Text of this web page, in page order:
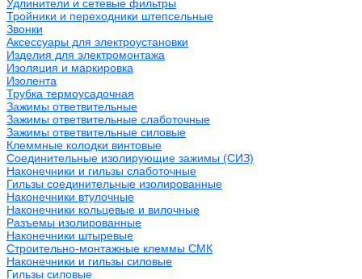
Удлинители и сетевые фильтры
Тройники и переходники штепсельные
Звонки
Аксессуары для электроустановки
Изделия для электромонтажа
Изоляция и маркировка
Изолента
Трубка термоусадочная
Зажимы ответвительные
Зажимы ответвительные слаботочные
Зажимы ответвительные силовые
Клеммные колодки винтовые
Соединительные изолирующие зажимы (СИЗ)
Наконечники и гильзы слаботочные
Гильзы соединительные изолированные
Наконечники втулочные
Наконечники кольцевые и вилочные
Разъемы изолированные
Наконечники штыревые
Строительно-монтажные клеммы СМК
Наконечники и гильзы силовые
Гильзы силовые